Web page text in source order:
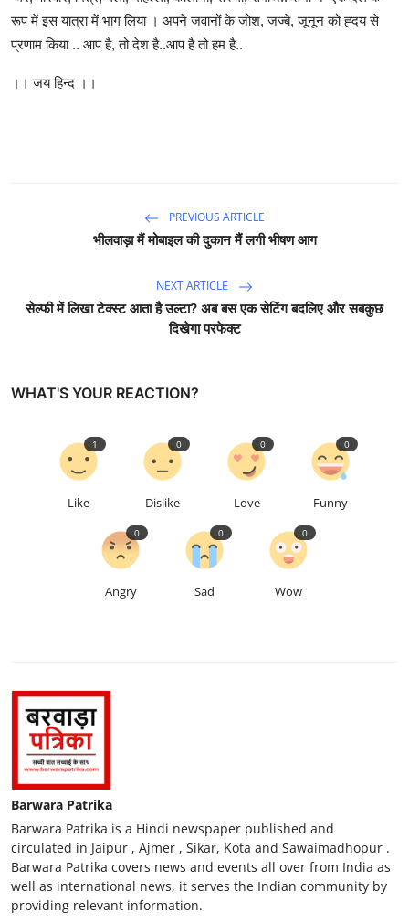
रूप में इस यात्रा में भाग लिया । अपने जवानों के जोश, जज्बे, जूनून को ह्दय से
प्रणाम किया .. आप है, तो देश है..आप है तो हम है..
।। जय हिन्द ।।
PREVIOUS ARTICLE
भीलवाड़ा मैं मोबाइल की दुकान मैं लगी भीषण आग
NEXT ARTICLE
सेल्फी में लिखा टेक्स्ट आता है उल्टा? अब बस एक सेटिंग बदलिए और सबकुछ
दिखेगा परफेक्ट
WHAT'S YOUR REACTION?
Like
1
Dislike
0
Love
0
Funny
0
Angry
0
Sad
0
Wow
0
Barwara Patrika
Barwara Patrika is a Hindi newspaper published and
circulated in Jaipur , Ajmer , Sikar, Kota and Sawaimadhopur .
Barwara Patrika covers news and events all over from India as
well as international news, it serves the Indian community by
providing relevant information.